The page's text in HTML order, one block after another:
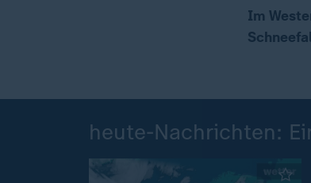
00:18
Im
heute-Nachrichten: